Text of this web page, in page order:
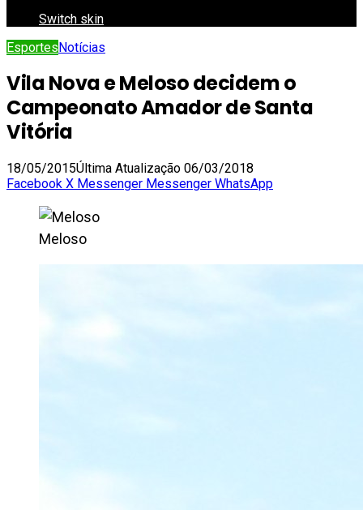
Switch skin
Esportes Notícias
Vila Nova e Meloso decidem o
Campeonato Amador de Santa
Vitória
18/05/2015Última Atualização 06/03/2018
Facebook X Messenger Messenger WhatsApp
Meloso